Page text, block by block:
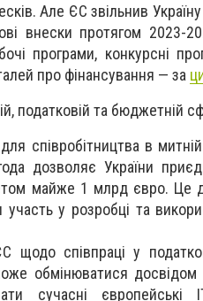
Але ЄС звільнив
внески протягом 2023-
програми, конкурсні
про фінансування — за
податковій та бюджетній
співробітництва в
дозволяє України
майже 1 млрд євро. Це
участь у розробці та
щодо співпраці у
обмінюватися
сучасні європейські